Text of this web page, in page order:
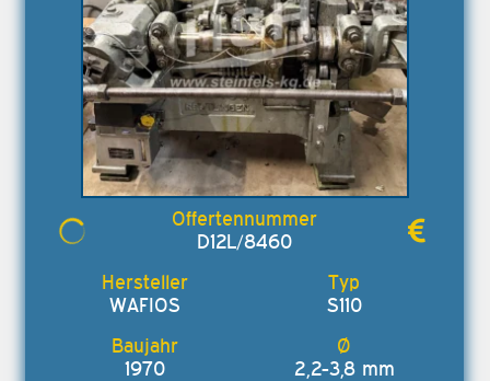
D12L/8460
WAFIOS S110
1970 2,2-3,8 mm